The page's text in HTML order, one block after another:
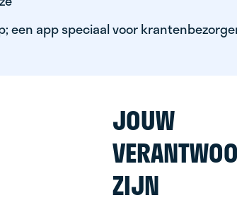
een app speciaal voor
JOUW
ZIJN